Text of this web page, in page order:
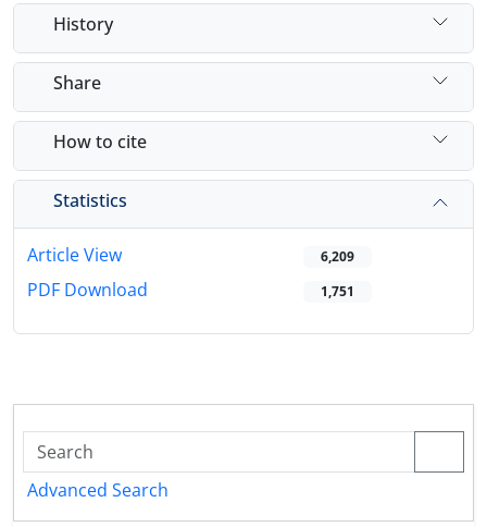
History
Share
How to cite
Statistics
Article View 6,209
PDF Download 1,751
Advanced Search